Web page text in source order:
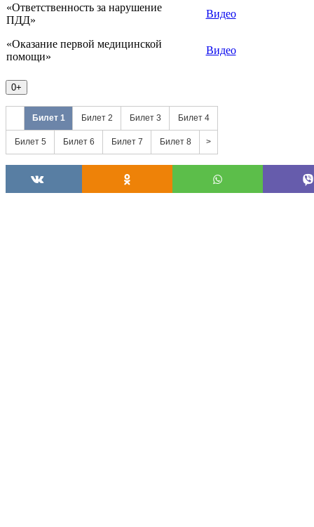
«Ответственность за нарушение
ПДД»
Видео
«Оказание первой медицинской
помощи»
Видео
0+